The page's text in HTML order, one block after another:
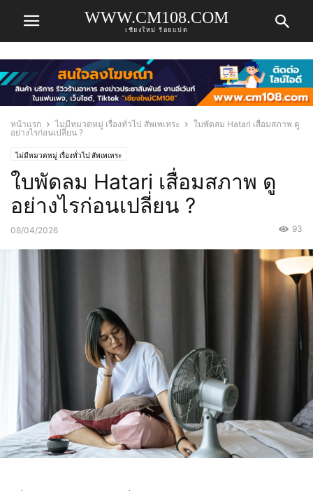
WWW.CM108.COM
เชียงใหม่ ร้อยแปด
หน้าแรก ไม่มีหมวดหมู่ เรื่องทั่วไป สัพเพเหระ
ใบพัดลม Hatari เสื่อมสภาพ ดู
อย่างไรก่อนเปลี่ยน ?
ไม่มีหมวดหมู่ เรื่องทั่วไป สัพเพเหระ
ใบพัดลม Hatari เสื่อมสภาพ ดู
อย่างไรก่อนเปลี่ยน ?
08/04/2026 93